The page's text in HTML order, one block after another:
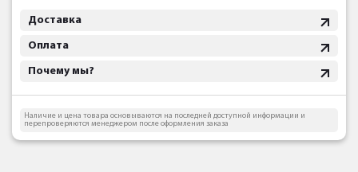
Доставка
Оплата
Почему мы?
Наличие и цена товара основываются на последней доступной информации и
перепроверяются менеджером после оформления заказа